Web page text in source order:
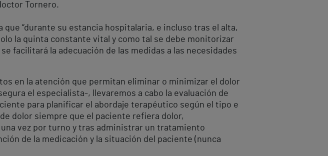
Tornero.
“durante su estancia hospitalaria, e incluso tras el alta,
la quinta constante vital y como tal se debe monitorizar
facilitará la adecuación de las medidas a las necesidades
en la atención que permitan eliminar o minimizar el dolor
el especialista-, llevaremos a cabo la evaluación de
para planificar el abordaje terapéutico según el tipo e
dolor siempre que el paciente refiera dolor,
vez por turno y tras administrar un tratamiento
de la medicación y la situación del paciente (nunca